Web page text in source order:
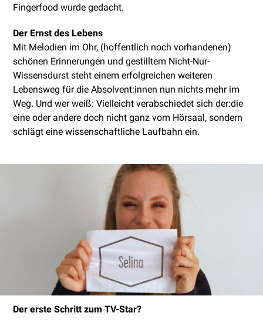
Fingerfood wurde gedacht.
Der Ernst des Lebens
Mit Melodien im Ohr, (hoffentlich noch vorhandenen)
schönen Erinnerungen und gestilltem Nicht-Nur-
Wissensdurst steht einem erfolgreichen weiteren
Lebensweg für die Absolvent:innen nun nichts mehr im
Weg. Und wer weiß: Vielleicht verabschiedet sich der:die
eine oder andere doch nicht ganz vom Hörsaal, sondern
schlägt eine wissenschaftliche Laufbahn ein.
Der erste Schritt zum TV-Star?